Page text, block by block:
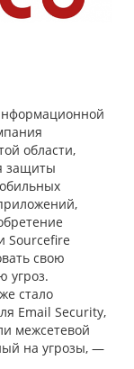
области,
защиты
Sourcefire
свою
угроз.
стало
Email Security,
межсетевой
на угрозы, —